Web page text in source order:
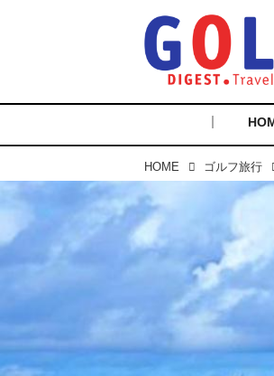
HOME ゴルフ旅行